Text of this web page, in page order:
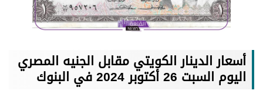
أسعار الدينار الكويتي مقابل الجنيه المصري
اليوم السبت 26 أكتوبر 2024 في البنوك